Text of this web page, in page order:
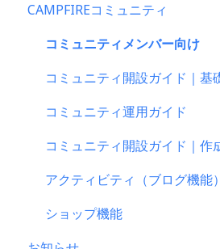
登録情報に関するよくある質問
新規会員登録・ログイン・ロ
登録情報の確認・変更・削除
マイページの機能について
CAMPFIREブランドリソース
キャリア決済
楽天ペイ
au PAY（ネット支払い）
PayPay（ペイペイ）決済
クレジット決済
支援の仕方について
Paypal決済
プロジェクト作成時によくあ
プロジェクト作成について
プロジェクトの審査について
公開に向けて
リターン設定で気をつけるポ
リターンについて
プロフィールについて
支援金の振込について
プロジェクトを公開したら
仲間募集について
プロジェクトが終了したら
支援者の情報について
プロジェクト達成に役立つ機能
プロジェクト公開後によくあ
CAMPFIREコミュニティ
コミュニティメンバー向け
コミュニティ開設ガイド｜基
コミュニティ運用ガイド
コミュニティ開設ガイド｜作
アクティビティ（ブログ機能）
ショップ機能